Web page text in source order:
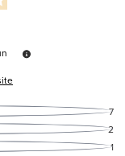
7
2
1